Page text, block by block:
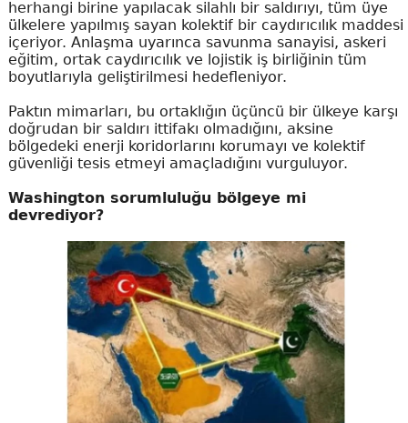
herhangi birine yapılacak silahlı bir saldırıyı, tüm üye
ülkelere yapılmış sayan kolektif bir caydırıcılık maddesi
içeriyor. Anlaşma uyarınca savunma sanayisi, askeri
eğitim, ortak caydırıcılık ve lojistik iş birliğinin tüm
boyutlarıyla geliştirilmesi hedefleniyor.
Paktın mimarları, bu ortaklığın üçüncü bir ülkeye karşı
doğrudan bir saldırı ittifakı olmadığını, aksine
bölgedeki enerji koridorlarını korumayı ve kolektif
güvenliği tesis etmeyi amaçladığını vurguluyor.
Washington sorumluluğu bölgeye mi
devrediyor?